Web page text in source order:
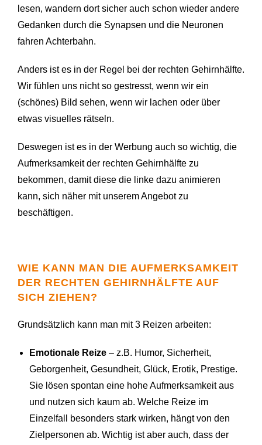
lesen, wandern dort sicher auch schon wieder andere
Gedanken durch die Synapsen und die Neuronen
fahren Achterbahn.
Anders ist es in der Regel bei der rechten Gehirnhälfte.
Wir fühlen uns nicht so gestresst, wenn wir ein
(schönes) Bild sehen, wenn wir lachen oder über
etwas visuelles rätseln.
Deswegen ist es in der Werbung auch so wichtig, die
Aufmerksamkeit der rechten Gehirnhälfte zu
bekommen, damit diese die linke dazu animieren
kann, sich näher mit unserem Angebot zu
beschäftigen.
WIE KANN MAN DIE AUFMERKSAMKEIT
DER RECHTEN GEHIRNHÄLFTE AUF
SICH ZIEHEN?
Grundsätzlich kann man mit 3 Reizen arbeiten:
Emotionale Reize – z.B. Humor, Sicherheit,
Geborgenheit, Gesundheit, Glück, Erotik, Prestige.
Sie lösen spontan eine hohe Aufmerksamkeit aus
und nutzen sich kaum ab. Welche Reize im
Einzelfall besonders stark wirken, hängt von den
Zielpersonen ab. Wichtig ist aber auch, dass der